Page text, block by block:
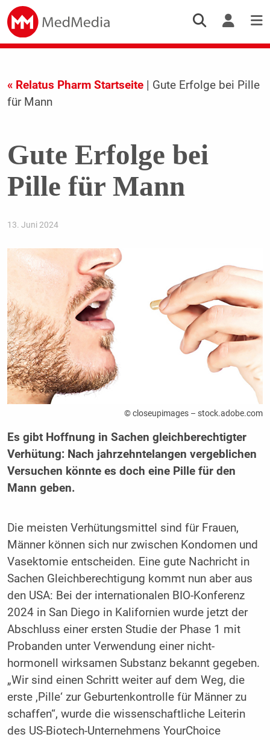
« Relatus Pharm Startseite| Gute Erfolge bei Pille
für Mann
Gute Erfolge bei
Pille für Mann
13. Juni 2024
© closeupimages – stock.adobe.com
Es gibt Hoffnung in Sachen gleichberechtigter
Verhütung: Nach jahrzehntelangen vergeblichen
Versuchen könnte es doch eine Pille für den
Mann geben.
Die meisten Verhütungsmittel sind für Frauen,
Männer können sich nur zwischen Kondomen und
Vasektomie entscheiden. Eine gute Nachricht in
Sachen Gleichberechtigung kommt nun aber aus
den USA: Bei der internationalen BIO-Konferenz
2024 in San Diego in Kalifornien wurde jetzt der
Abschluss einer ersten Studie der Phase 1 mit
Probanden unter Verwendung einer nicht-
hormonell wirksamen Substanz bekannt gegeben.
„Wir sind einen Schritt weiter auf dem Weg, die
erste ,Pille‘ zur Geburtenkontrolle für Männer zu
schaffen“, wurde die wissenschaftliche Leiterin
des US-Biotech-Unternehmens YourChoice